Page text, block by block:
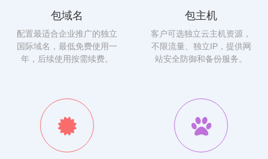
包域名
配置最适合企业推广的独立
国际域名，最低免费使用一
年，后续使用按需续费。
包主机
客户可选独立云主机资源，
不限流量、独立IP，提供网
站安全防御和备份服务。